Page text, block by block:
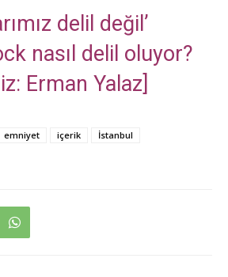
delil değil’
nasıl delil oluyor?
Erman Yalaz]
emniyet içerik
İstanbul